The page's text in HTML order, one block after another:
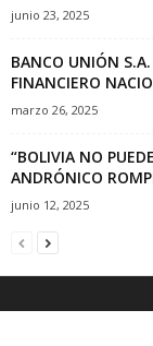
junio 23, 2025
BANCO UNIÓN
FINANCIERO
marzo 26, 2025
“BOLIVIA NO
ANDRÓNICO
junio 12, 2025